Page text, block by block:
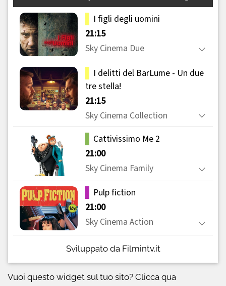
Sviluppato da Filmintv.it
Vuoi questo widget sul tuo sito? Clicca qua